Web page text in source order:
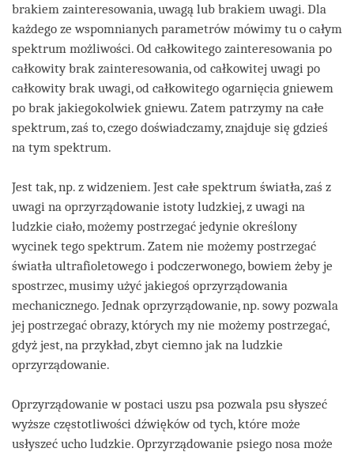
brakiem zainteresowania, uwagą lub brakiem uwagi. Dla
każdego ze wspomnianych parametrów mówimy tu o całym
spektrum możliwości. Od całkowitego zainteresowania po
całkowity brak zainteresowania, od całkowitej uwagi po
całkowity brak uwagi, od całkowitego ogarnięcia gniewem
po brak jakiegokolwiek gniewu. Zatem patrzymy na całe
spektrum, zaś to, czego doświadczamy, znajduje się gdzieś
na tym spektrum.
Jest tak, np. z widzeniem. Jest całe spektrum światła, zaś z
uwagi na oprzyrządowanie istoty ludzkiej, z uwagi na
ludzkie ciało, możemy postrzegać jedynie określony
wycinek tego spektrum. Zatem nie możemy postrzegać
światła ultrafioletowego i podczerwonego, bowiem żeby je
spostrzec, musimy użyć jakiegoś oprzyrządowania
mechanicznego. Jednak oprzyrządowanie, np. sowy pozwala
jej postrzegać obrazy, których my nie możemy postrzegać,
gdyż jest, na przykład, zbyt ciemno jak na ludzkie
oprzyrządowanie.
Oprzyrządowanie w postaci uszu psa pozwala psu słyszeć
wyższe częstotliwości dźwięków od tych, które może
usłyszeć ucho ludzkie. Oprzyrządowanie psiego nosa może